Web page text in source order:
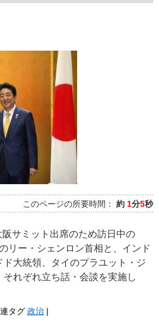
このページの所要時間： 約 1分5秒
サミット出席のため訪日中の
リー・シェンロン首相と、インド
大統領、タイのプラユット・ジ
れぞれ立ち話・会談を実施し
タグ 政治 |